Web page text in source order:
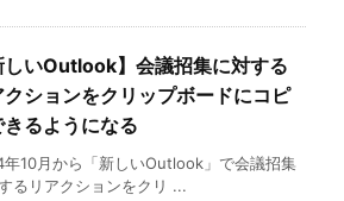
しいOutlook】会議招集に対する
クションをクリップボードにコピ
きるようになる
10月から「新しいOutlook」で会議招集
るリアクションをクリ ...